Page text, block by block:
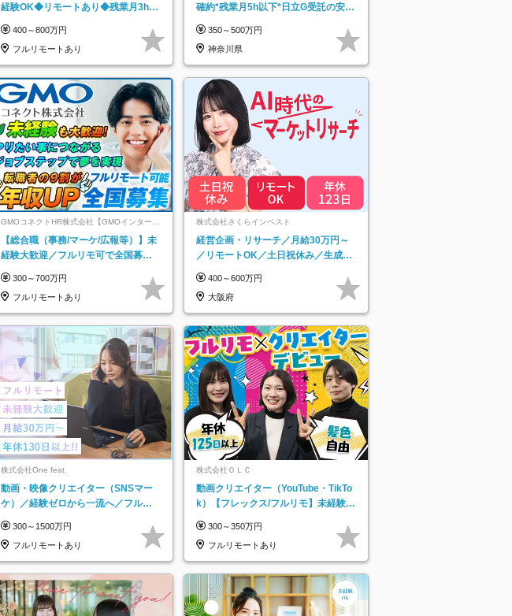
経験OK◆リモートあり◆残業月3h◆
400～800万円
フルリモートあり
確約*残業月5h以下*日立G受託の安定
350～500万円
神奈川県
GMOコネクトHR株式会社【GMOインターネ
ットグループ】
【総合職（事務/マーケ/広報等）】未
経験大歓迎／フルリモ可で全国募
★
300～700万円
フルリモートあり
株式会社さくらインベスト
経営企画・リサーチ／月給30万円～
／リモートOK／土日祝休み／生成AI
400～600万円
大阪府
株式会社One feat.
動画・映像クリエイター（SNSマー
ケ）／経験ゼロから一流へ／フルリ
日以上
300～1500万円
フルリモートあり
株式会社ＯＬＣ
動画クリエイター（YouTube・TikTo
k）【フレックス/フルリモ】未経験O
300～350万円
フルリモートあり